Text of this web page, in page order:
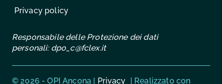
Privacy policy
Responsabile delle Protezione dei dati
personali: dpo_c@fclex.it
Sezione Link Utili
© 2026 - OPI Ancona | Privacy | Realizzato con